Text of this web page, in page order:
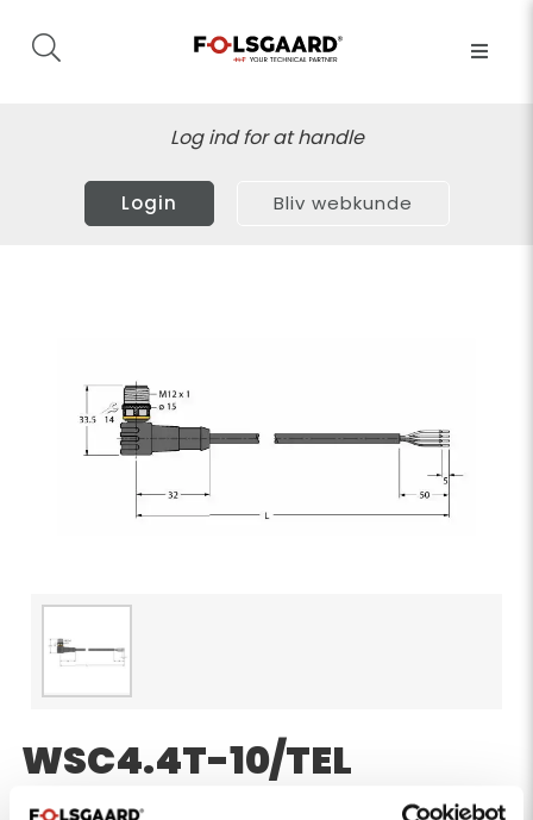
Log ind for at handle
Login Bliv webkunde
WSC4.4T-10/TEL